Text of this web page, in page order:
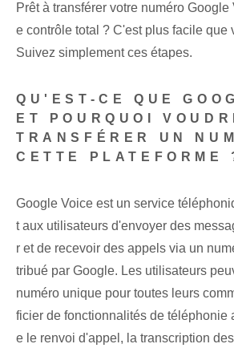
Prêt à transférer votre numéro Google
e contrôle total ? C'est plus facile que
Suivez simplement ces étapes.
QU'EST-CE QUE
ET POURQUOI
TRANSFÉRER UN
CETTE PLATEFORME
Google Voice est un service
t aux utilisateurs d'envoyer des
r et de recevoir des appels via un
tribué par Google. Les utilisateurs
numéro unique pour toutes leurs
ficier de fonctionnalités de téléphonie
e le renvoi d'appel, la transcription